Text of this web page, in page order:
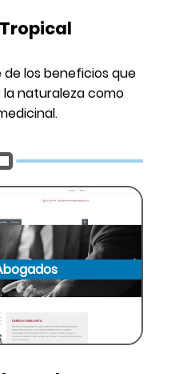
de los beneficios que
naturaleza como